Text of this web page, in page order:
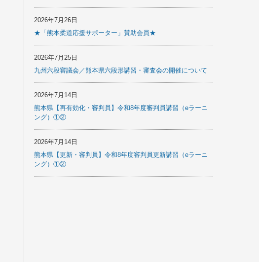
2026年7月26日
★「熊本柔道応援サポーター」賛助会員★
2026年7月25日
九州六段審議会／熊本県六段形講習・審査会の開催について
2026年7月14日
熊本県【再有効化・審判員】令和8年度審判員講習（eラーニ
ング）①②
2026年7月14日
熊本県【更新・審判員】令和8年度審判員更新講習（eラーニ
ング）①②